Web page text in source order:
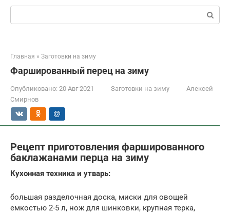
Поиск:
Главная » Заготовки на зиму
Фаршированный перец на зиму
Опубликовано: 20 Авг 2021 Заготовки на зиму
Алексей
Смирнов
Рецепт приготовления фаршированного
баклажанами перца на зиму
Кухонная техника и утварь:
большая разделочная доска, миски для овощей
емкостью 2-5 л, нож для шинковки, крупная терка,